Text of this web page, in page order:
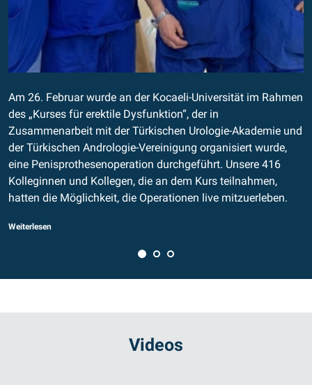
Am 26. Februar wurde an der Kocaeli-Universität im Rahmen
des „Kurses für erektile Dysfunktion“, der in
Zusammenarbeit mit der Türkischen Urologie-Akademie und
der Türkischen Andrologie-Vereinigung organisiert wurde,
eine Penisprothesenoperation durchgeführt. Unsere 416
Kolleginnen und Kollegen, die an dem Kurs teilnahmen,
hatten die Möglichkeit, die Operationen live mitzuerleben.
Weiterlesen
Videos